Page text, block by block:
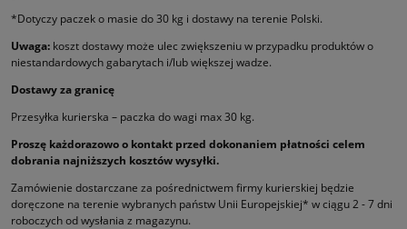
*Dotyczy paczek o masie do 30 kg i dostawy na terenie Polski.
Uwaga: koszt dostawy może ulec zwiększeniu w przypadku produktów o
niestandardowych gabarytach i/lub większej wadze.
Dostawy za granicę
Przesyłka kurierska – paczka do wagi max 30 kg.
Proszę każdorazowo o kontakt przed dokonaniem płatności celem
dobrania najniższych kosztów wysyłki.
Zamówienie dostarczane za pośrednictwem firmy kurierskiej będzie
doręczone na terenie wybranych państw Unii Europejskiej* w ciągu 2 - 7 dni
roboczych od wysłania z magazynu.